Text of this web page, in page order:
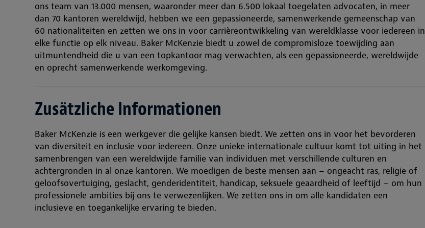
ons team van 13.000 mensen, waaronder meer dan 6.500 lokaal toegelaten advocaten, in meer
dan 70 kantoren wereldwijd, hebben we een gepassioneerde, samenwerkende gemeenschap van
60 nationaliteiten en zetten we ons in voor carrièreontwikkeling van wereldklasse voor iedereen in
elke functie op elk niveau. Baker McKenzie biedt u zowel de compromisloze toewijding aan
uitmuntendheid die u van een topkantoor mag verwachten, als een gepassioneerde, wereldwijde
en oprecht samenwerkende werkomgeving.
Zusätzliche Informationen
Baker McKenzie is een werkgever die gelijke kansen biedt. We zetten ons in voor het bevorderen
van diversiteit en inclusie voor iedereen. Onze unieke internationale cultuur komt tot uiting in het
samenbrengen van een wereldwijde familie van individuen met verschillende culturen en
achtergronden in al onze kantoren. We moedigen de beste mensen aan – ongeacht ras, religie of
geloofsovertuiging, geslacht, genderidentiteit, handicap, seksuele geaardheid of leeftijd – om hun
professionele ambities bij ons te verwezenlijken. We zetten ons in om alle kandidaten een
inclusieve en toegankelijke ervaring te bieden.